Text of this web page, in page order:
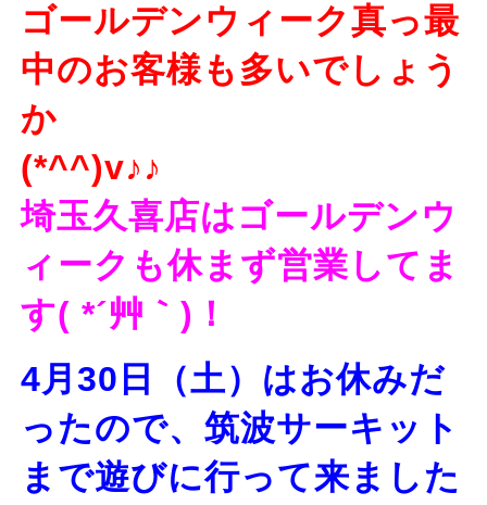
ゴールデンウィーク真っ最
中のお客様も多いでしょう
か
(*^^)v♪♪
埼玉久喜店はゴールデンウ
ィークも休まず営業してま
す( *´艸｀)！
4月30日（土）はお休みだ
ったので、筑波サーキット
まで遊びに行って来ました